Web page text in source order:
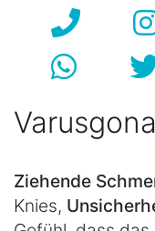
Ziehende
Knies,